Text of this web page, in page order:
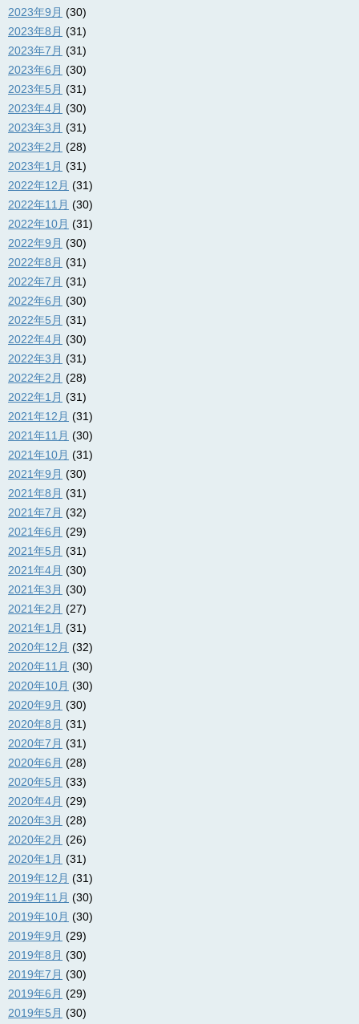
2023年9月 (30)
2023年8月 (31)
2023年7月 (31)
2023年6月 (30)
2023年5月 (31)
2023年4月 (30)
2023年3月 (31)
2023年2月 (28)
2023年1月 (31)
2022年12月 (31)
2022年11月 (30)
2022年10月 (31)
2022年9月 (30)
2022年8月 (31)
2022年7月 (31)
2022年6月 (30)
2022年5月 (31)
2022年4月 (30)
2022年3月 (31)
2022年2月 (28)
2022年1月 (31)
2021年12月 (31)
2021年11月 (30)
2021年10月 (31)
2021年9月 (30)
2021年8月 (31)
2021年7月 (32)
2021年6月 (29)
2021年5月 (31)
2021年4月 (30)
2021年3月 (30)
2021年2月 (27)
2021年1月 (31)
2020年12月 (32)
2020年11月 (30)
2020年10月 (30)
2020年9月 (30)
2020年8月 (31)
2020年7月 (31)
2020年6月 (28)
2020年5月 (33)
2020年4月 (29)
2020年3月 (28)
2020年2月 (26)
2020年1月 (31)
2019年12月 (31)
2019年11月 (30)
2019年10月 (30)
2019年9月 (29)
2019年8月 (30)
2019年7月 (30)
2019年6月 (29)
2019年5月 (30)